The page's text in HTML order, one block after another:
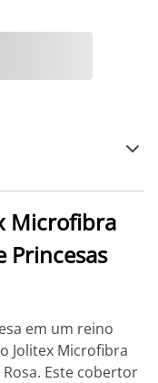
Microfibra
Princesas
em um reino
Jolitex Microfibra
Este cobertor